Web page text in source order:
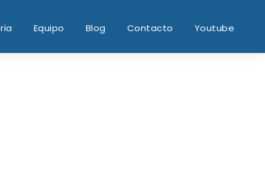
Equipo Blog Contacto Youtube